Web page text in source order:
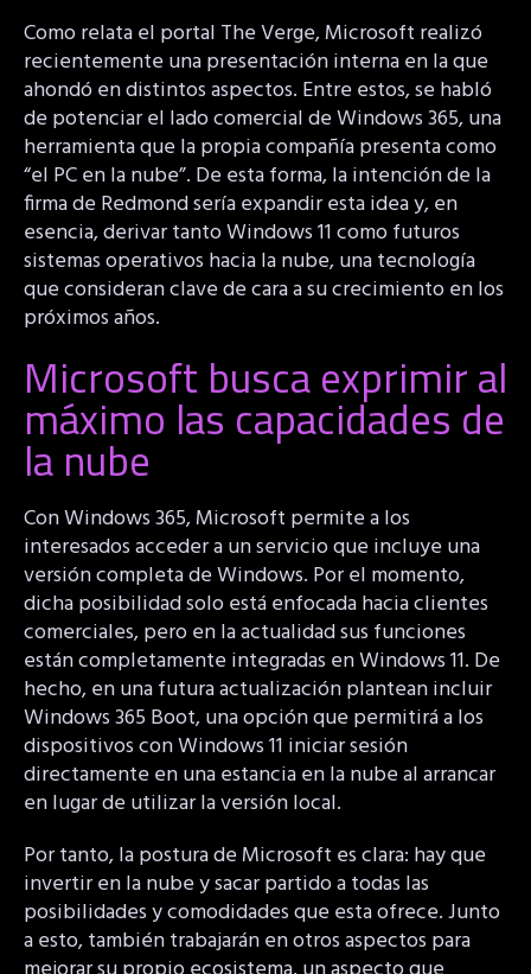
Como relata el portal The Verge, Microsoft realizó
recientemente una presentación interna en la que
ahondó en distintos aspectos. Entre estos, se habló
de potenciar el lado comercial de Windows 365, una
herramienta que la propia compañía presenta como
“el PC en la nube”. De esta forma, la intención de la
firma de Redmond sería expandir esta idea y, en
esencia, derivar tanto Windows 11 como futuros
sistemas operativos hacia la nube, una tecnología
que consideran clave de cara a su crecimiento en los
próximos años.
Microsoft busca exprimir al
máximo las capacidades de
la nube
Con Windows 365, Microsoft permite a los
interesados acceder a un servicio que incluye una
versión completa de Windows. Por el momento,
dicha posibilidad solo está enfocada hacia clientes
comerciales, pero en la actualidad sus funciones
están completamente integradas en Windows 11. De
hecho, en una futura actualización plantean incluir
Windows 365 Boot, una opción que permitirá a los
dispositivos con Windows 11 iniciar sesión
directamente en una estancia en la nube al arrancar
en lugar de utilizar la versión local.
Por tanto, la postura de Microsoft es clara: hay que
invertir en la nube y sacar partido a todas las
posibilidades y comodidades que esta ofrece. Junto
a esto, también trabajarán en otros aspectos para